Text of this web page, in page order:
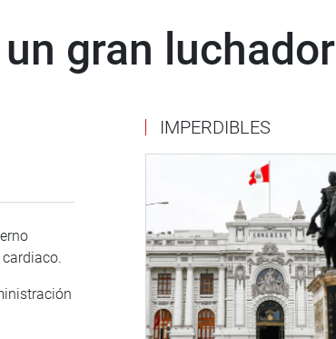
gran luchador
IMPERDIBLES